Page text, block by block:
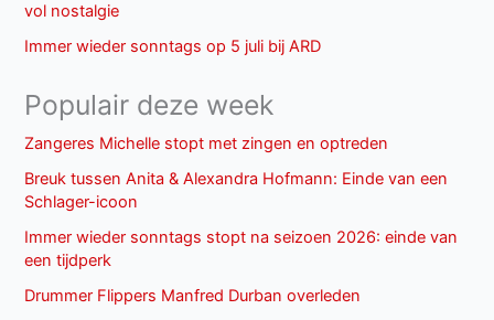
vol nostalgie
Immer wieder sonntags op 5 juli bij ARD
Populair deze week
Zangeres Michelle stopt met zingen en optreden
Breuk tussen Anita & Alexandra Hofmann: Einde van een
Schlager-icoon
Immer wieder sonntags stopt na seizoen 2026: einde van
een tijdperk
Drummer Flippers Manfred Durban overleden